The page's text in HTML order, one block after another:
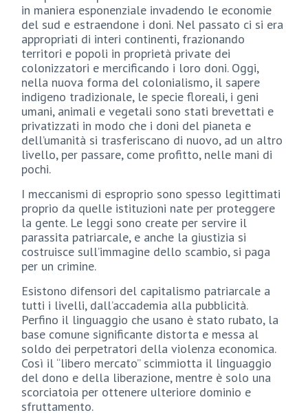
in maniera esponenziale invadendo le economie
del sud e estraendone i doni. Nel passato ci si era
appropriati di interi continenti, frazionando
territori e popoli in proprietà private dei
colonizzatori e mercificando i loro doni. Oggi,
nella nuova forma del colonialismo, il sapere
indigeno tradizionale, le specie floreali, i geni
umani, animali e vegetali sono stati brevettati e
privatizzati in modo che i doni del pianeta e
dell’umanità si trasferiscano di nuovo, ad un altro
livello, per passare, come profitto, nelle mani di
pochi.
I meccanismi di esproprio sono spesso legittimati
proprio da quelle istituzioni nate per proteggere
la gente. Le leggi sono create per servire il
parassita patriarcale, e anche la giustizia si
costruisce sull’immagine dello scambio, si paga
per un crimine.
Esistono difensori del capitalismo patriarcale a
tutti i livelli, dall’accademia alla pubblicità.
Perfino il linguaggio che usano è stato rubato, la
base comune significante distorta e messa al
soldo dei perpetratori della violenza economica.
Così il “libero mercato” scimmiotta il linguaggio
del dono e della liberazione, mentre è solo una
scorciatoia per ottenere ulteriore dominio e
sfruttamento.